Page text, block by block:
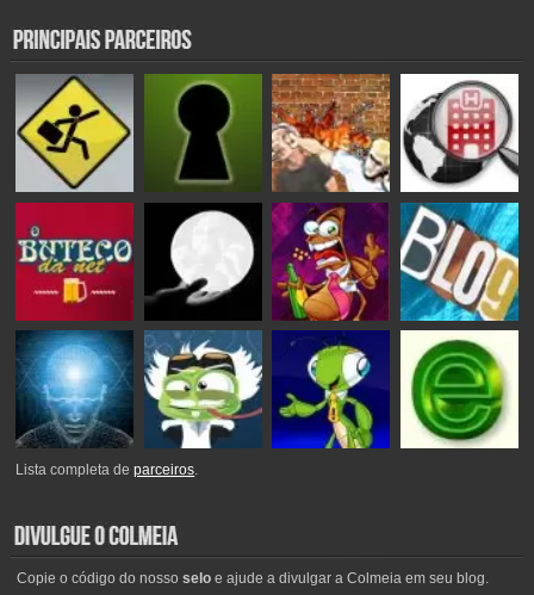
Lista completa deparceiros.
Copie o código do nosso seloe ajude a divulgar a Colmeia em seu blog.